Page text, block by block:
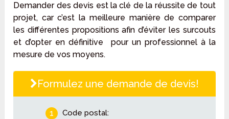
Demander des devis est la clé de la réussite de tout
projet, car c’est la meilleure manière de comparer
les différentes propositions afin d’éviter les surcouts
et d’opter en définitive pour un professionnel à la
mesure de vos moyens.
Formulez une demande de devis!
1 Code postal: